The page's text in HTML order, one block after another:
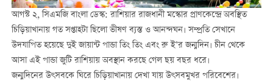
আগস্ট ২, সিএমজি বাংলা ডেস্ক: রাশিয়ার রাজধানী মস্কোর প্রাণকেন্দ্রে অবস্থিত
চিড়িয়াখানায় গত সপ্তাহটা ছিলো ভীষণ ব্যস্ত ও আনন্দঘন। সম্প্রতি সেখানে
উদযাপিত হয়েছে দুই জায়ান্ট পান্ডা তিং তিং এবং রু ই’র জন্মদিন। চীন থেকে
আসা এই পান্ডা জুটি রাশিয়ায় অবস্থান করছে গেল ছয় বছর ধরে।
জন্মদিনের উৎসবকে ঘিরে চিড়িয়াখানায় দেখা যায় উৎসবমুখর পরিবেশের।